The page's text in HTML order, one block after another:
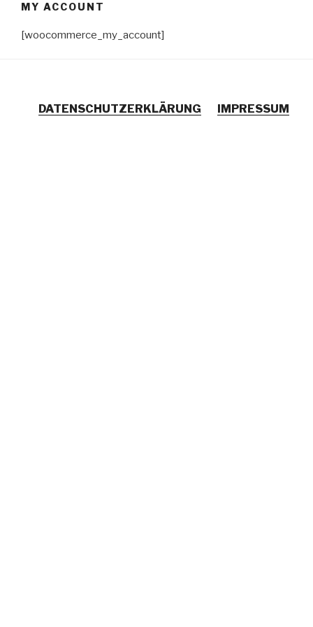
springen
MY ACCOUNT
[woocommerce_my_account]
DATENSCHUTZERKLÄRUNG IMPRESSUM